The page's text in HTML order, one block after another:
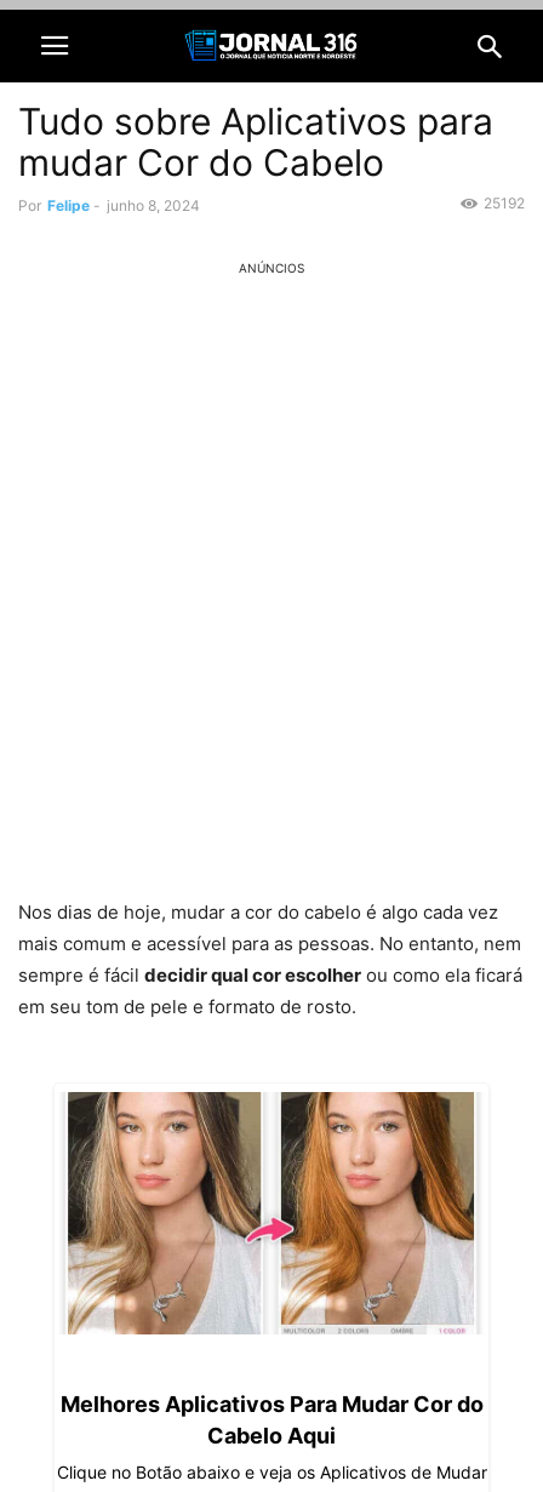
Tudo sobre Aplicativos para
mudar Cor do Cabelo
Por Felipe - junho 8, 2024 25192
ANÚNCIOS
Nos dias de hoje, mudar a cor do cabelo é algo cada vez
mais comum e acessível para as pessoas. No entanto, nem
sempre é fácil decidir qual cor escolher ou como ela ficará
em seu tom de pele e formato de rosto.
Melhores Aplicativos Para Mudar Cor do
Cabelo Aqui
Clique no Botão abaixo e veja os Aplicativos de Mudar